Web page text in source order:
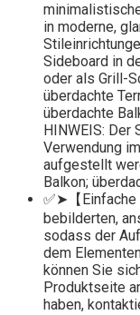
in moderne,
Sideboard in
oder als Grill-
überdachte
überdachte
HINWEIS:
Verwendung
aufgestellt
Balkon;
✅➤【Einfache
bebilderten,
sodass der
dem
können Sie
Produktseite
haben,